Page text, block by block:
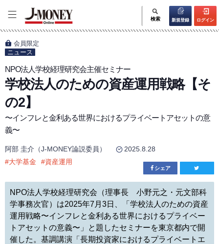
検索 新規登録 ログイン
会員限定
ニュース
NPO法人学校経理研究会主催セミナー
学校法人のための資産運用戦略【そ
の2】
〜インフレと金利ある世界におけるプライベートアセットの意
義〜
阿部 圭介（J-MONEY論説委員）
2025.8.28
#大学基金 #資産運用
シェア
NPO法人学校経理研究会（理事長 小野元之・元文部科
学事務次官）は2025年7月3日、「学校法人のための資産
運用戦略〜インフレと金利ある世界におけるプライベー
トアセットの意義〜」と題したセミナーを東京都内で開
催した。基調講演「長期投資家におけるプライベートエ